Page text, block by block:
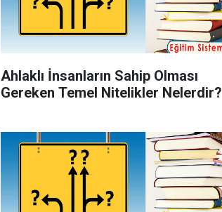
Ahlaklı İnsanların Sahip Olması
Gereken Temel Nitelikler Nelerdir?